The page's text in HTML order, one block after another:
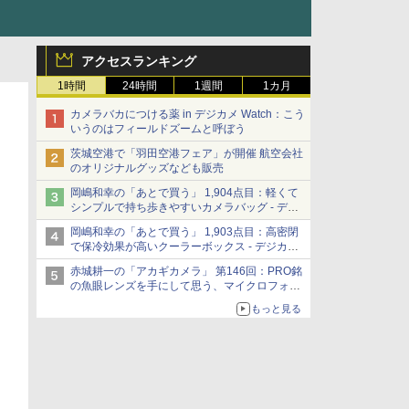
アクセスランキング
1時間 24時間 1週間 1カ月
カメラバカにつける薬 in デジカメ Watch：こう
いうのはフィールドズームと呼ぼう
茨城空港で「羽田空港フェア」が開催 航空会社
のオリジナルグッズなども販売
岡嶋和幸の「あとで買う」 1,904点目：軽くて
シンプルで持ち歩きやすいカメラバッグ - デジ
カメ Watch
岡嶋和幸の「あとで買う」 1,903点目：高密閉
で保冷効果が高いクーラーボックス - デジカメ
Watch
赤城耕一の「アカギカメラ」 第146回：PRO銘
の魚眼レンズを手にして思う、マイクロフォー
もっと見る